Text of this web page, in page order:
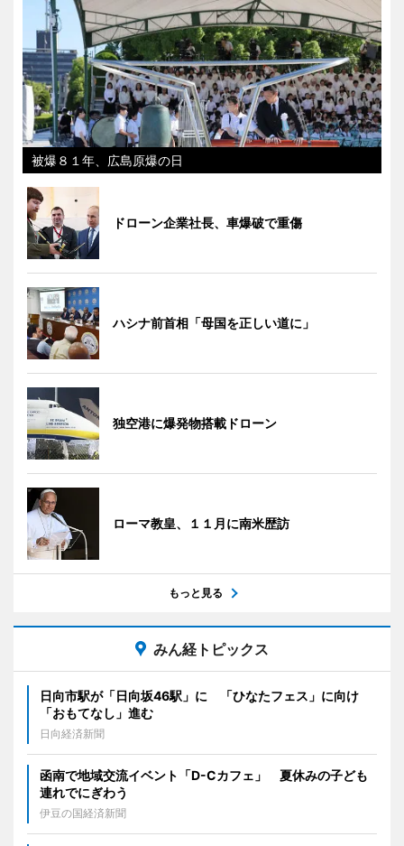
被爆８１年、広島原爆の日
ドローン企業社長、車爆破で重傷
ハシナ前首相「母国を正しい道に」
独空港に爆発物搭載ドローン
ローマ教皇、１１月に南米歴訪
もっと見る
みん経トピックス
日向市駅が「日向坂46駅」に 「ひなたフェス」に向け
「おもてなし」進む
日向経済新聞
函南で地域交流イベント「D-Cカフェ」 夏休みの子ども
連れでにぎわう
伊豆の国経済新聞